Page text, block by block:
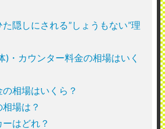
隠しにされる”しょうもない”理
)・カウンター料金の相場はいく
相場はいくら？
場は？
はどれ？